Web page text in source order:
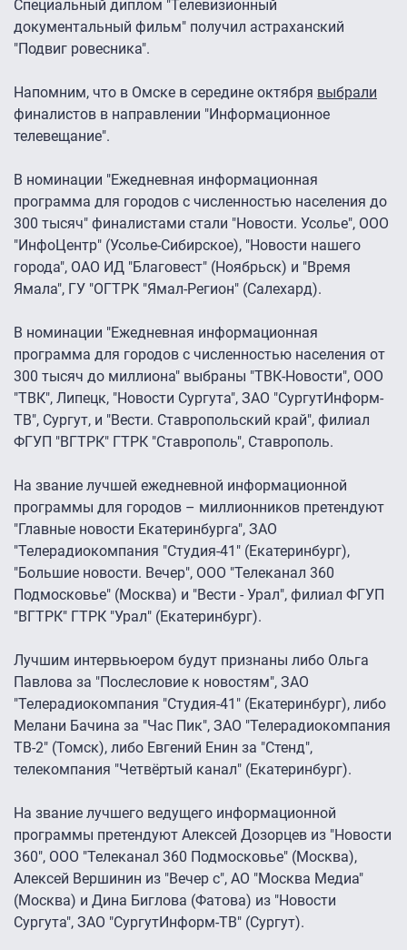
Специальный диплом "Телевизионный
документальный фильм" получил астраханский
"Подвиг ровесника".
Напомним, что в Омске в середине октября выбрали
финалистов в направлении "Информационное
телевещание".
В номинации "Ежедневная информационная
программа для городов с численностью населения до
300 тысяч" финалистами стали "Новости. Усолье", ООО
"ИнфоЦентр" (Усолье-Сибирское), "Новости нашего
города", ОАО ИД "Благовест" (Ноябрьск) и "Время
Ямала", ГУ "ОГТРК "Ямал-Регион" (Салехард).
В номинации "Ежедневная информационная
программа для городов с численностью населения от
300 тысяч до миллиона" выбраны "ТВК-Новости", ООО
"ТВК", Липецк, "Новости Сургута", ЗАО "СургутИнформ-
ТВ", Сургут, и "Вести. Ставропольский край", филиал
ФГУП "ВГТРК" ГТРК "Ставрополь", Ставрополь.
На звание лучшей ежедневной информационной
программы для городов – миллионников претендуют
"Главные новости Екатеринбурга", ЗАО
"Телерадиокомпания "Студия-41" (Екатеринбург),
"Большие новости. Вечер", ООО "Телеканал 360
Подмосковье" (Москва) и "Вести - Урал", филиал ФГУП
"ВГТРК" ГТРК "Урал" (Екатеринбург).
Лучшим интервьюером будут признаны либо Ольга
Павлова за "Послесловие к новостям", ЗАО
"Телерадиокомпания "Студия-41" (Екатеринбург), либо
Мелани Бачина за "Час Пик", ЗАО "Телерадиокомпания
ТВ-2" (Томск), либо Евгений Енин за "Стенд",
телекомпания "Четвёртый канал" (Екатеринбург).
На звание лучшего ведущего информационной
программы претендуют Алексей Дозорцев из "Новости
360", ООО "Телеканал 360 Подмосковье" (Москва),
Алексей Вершинин из "Вечер c", АО "Москва Медиа"
(Москва) и Дина Биглова (Фатова) из "Новости
Сургута", ЗАО "СургутИнформ-ТВ" (Сургут).